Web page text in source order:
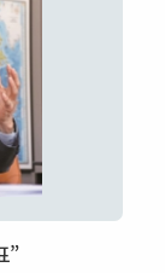
”